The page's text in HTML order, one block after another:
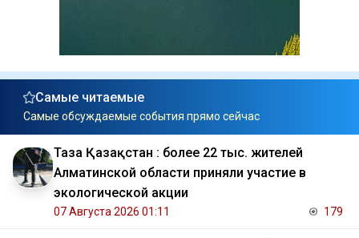
Самые читаемые
Самые обсуждаемые события прямо сейчас
Таза Қазақстан : более 22 тыс. жителей
Алматинской области приняли участие в
экологической акции
07 Августа 2026 01:11 179